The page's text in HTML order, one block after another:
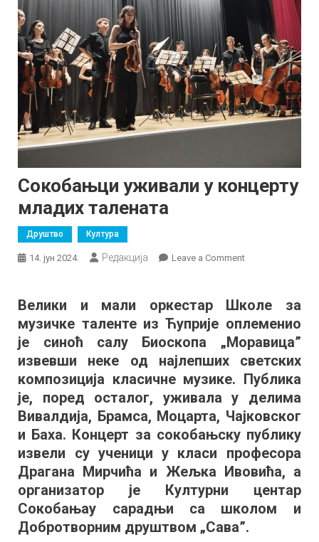
Сокобањци уживали у концерту
младих талената
Друштво Култура
14. јун 2024. Редакција Leave a Commenton
у
концерту
младих
Велики и мали оркестар Школе за
музичке таленте из Ћуприје оплеменио
је синоћ салу Биоскопа „Моравица”
извевши неке од најлепших светских
композиција класичне музике. Публика
је, поред осталог, уживала у делима
Вивалдија, Брамса, Моцарта, Чајковског
и Баха. Концерт за сокобањску публику
извели су ученици у класи професора
Драгана Мирчића и Жељка Ивовића, а
организатор је Културни центар
Сокобањау сарадњи са школом и
Добротворним друштвом „Сава”.